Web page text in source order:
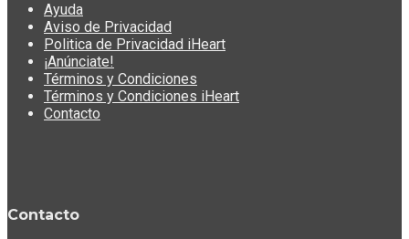
Ayuda
Aviso de Privacidad
Politica de Privacidad iHeart
¡Anúnciate!
Términos y Condiciones
Términos y Condiciones iHeart
Contacto
Contacto